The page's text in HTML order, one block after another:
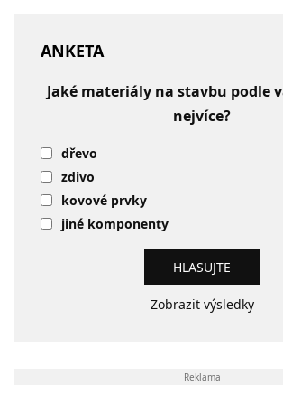
ANKETA
Jaké materiály na stavbu podle
nejvíce?
dřevo
zdivo
kovové prvky
jiné komponenty
Zobrazit výsledky
Reklama